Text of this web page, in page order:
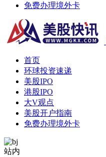
免费办理境外卡
首页
环球投资速递
美股IPO
港股IPO
大V观点
美股开户指南
免费办理境外卡
站内